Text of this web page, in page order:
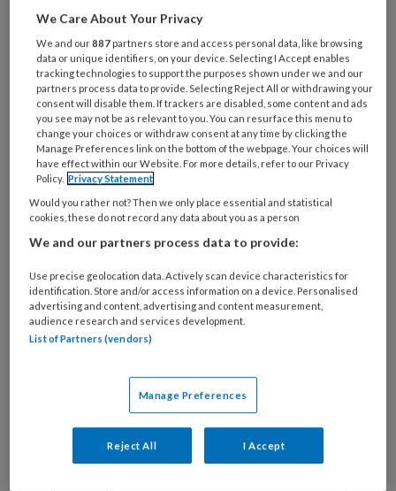
REGISTREREN
Wil je dit artikel lezen?
Maak gratis een account aan en lees 2
artikelen gratis per maand
Wat
is
wachtwoord* *
Kies
We Care About Your Privacy
We and our887 partners store and access personal data, like browsing
data or unique identifiers, on your device. Selecting I Accept enables
tracking technologies to support the purposes shown under we and our
partners process data to provide. Selecting Reject All or withdrawing your
consent will disable them. If trackers are disabled, some content and ads
you see may not be as relevant to you. You can resurface this menu to
change your choices or withdraw consent at any time by clicking the
Manage Preferences link on the bottom of the webpage. Your choices will
have effect within our Website. For more details, refer to our Privacy
Policy. Privacy Statement
Would you rather not? Then we only place essential and statistical
cookies, these do not record any data about you as a person
We and our partners process data to provide:
Use precise geolocation data. Actively scan device characteristics for
identification. Store and/or access information on a device. Personalised
advertising and content, advertising and content measurement,
audience research and services development.
List of Partners (vendors)
Manage Preferences
Reject All I Accept